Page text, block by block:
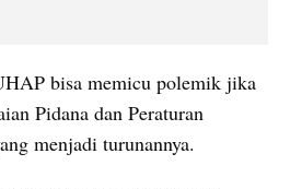
bisa memicu polemik jika
Pidana dan Peraturan
menjadi turunannya.